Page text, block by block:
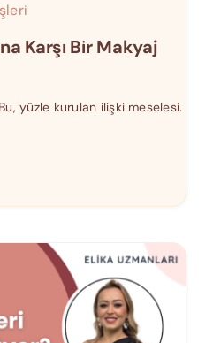
Karşı Bir Makyaj
yüzle kurulan ilişki meselesi.